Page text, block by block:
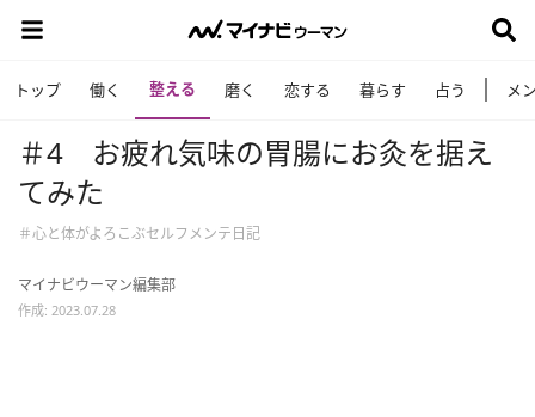
トップ 働く 整える 磨く 恋する 暮らす 占う メ
＃4 お疲れ気味の胃腸にお灸を据え
てみた
＃心と体がよろこぶセルフメンテ日記
マイナビウーマン編集部
作成: 2023.07.28